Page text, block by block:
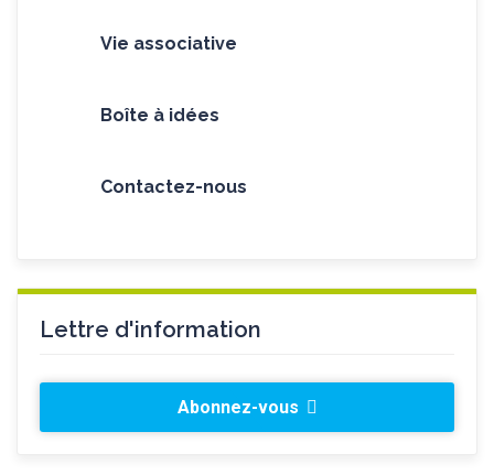
Vie associative
Boîte à idées
Contactez-nous
Lettre d'information
Abonnez-vous